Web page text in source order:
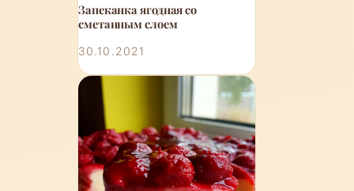
Запеканка ягодная со
сметанным слоем
30.10.2021